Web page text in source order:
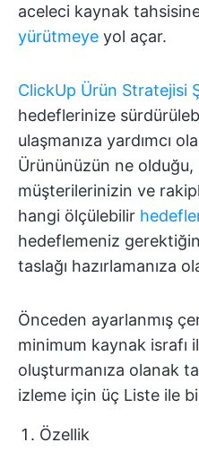
aceleci kaynak
yürütmeye yol açar.
ClickUp Ürün Stratejisi
hedeflerinize
ulaşmanıza yardımcı
Ürününüzün ne
müşterilerinizin ve
hangi ölçülebilir
hedeflemeniz
taslağı hazırlamanıza
Önceden ayarlanmış
minimum kaynak israfı
oluşturmanıza olanak
izleme için üç Liste ile
Özellik